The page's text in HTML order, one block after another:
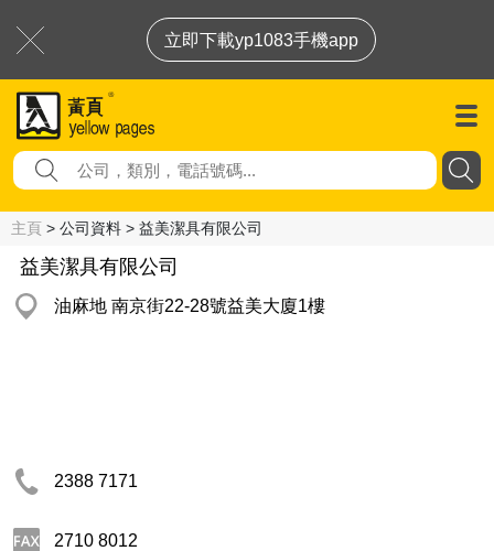
立即下載yp1083手機app
主頁 > 公司資料 > 益美潔具有限公司
益美潔具有限公司
油麻地 南京街22-28號益美大廈1樓
2388 7171
2710 8012